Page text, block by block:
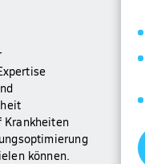
Krankheiten
können.